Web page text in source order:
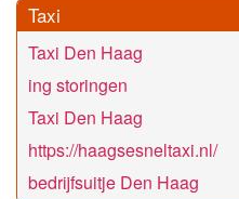
Taxi
Taxi Den Haag
ing storingen
Taxi Den Haag
https://haagsesneltaxi.nl/
bedrijfsuitje Den Haag